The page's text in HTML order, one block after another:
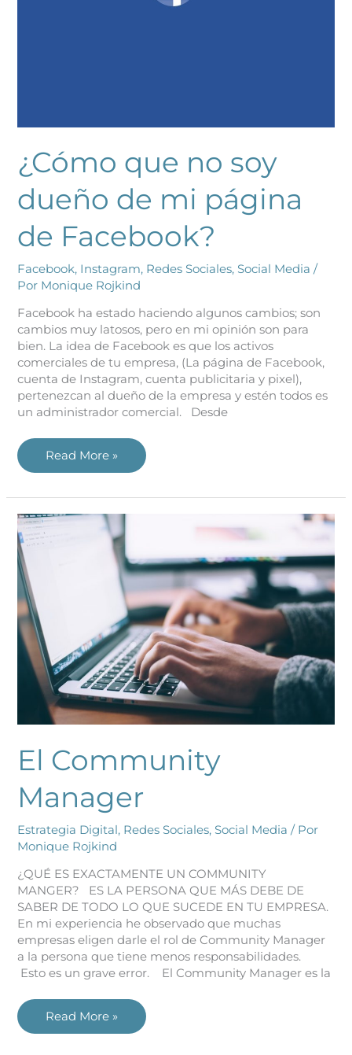
¿Cómo que no soy
dueño de mi página
de Facebook?
Facebook, Instagram, Redes Sociales, Social Media /
Por Monique Rojkind
Facebook ha estado haciendo algunos cambios; son
cambios muy latosos, pero en mi opinión son para
bien. La idea de Facebook es que los activos
comerciales de tu empresa, (La página de Facebook,
cuenta de Instagram, cuenta publicitaria y pixel),
pertenezcan al dueño de la empresa y estén todos es
un administrador comercial. Desde
Read More »
El Community
Manager
Estrategia Digital, Redes Sociales, Social Media / Por
Monique Rojkind
¿QUÉ ES EXACTAMENTE UN COMMUNITY
MANGER? ES LA PERSONA QUE MÁS DEBE DE
SABER DE TODO LO QUE SUCEDE EN TU EMPRESA.
En mi experiencia he observado que muchas
empresas eligen darle el rol de Community Manager
a la persona que tiene menos responsabilidades.
Esto es un grave error. El Community Manager es la
El
Community
Read More »